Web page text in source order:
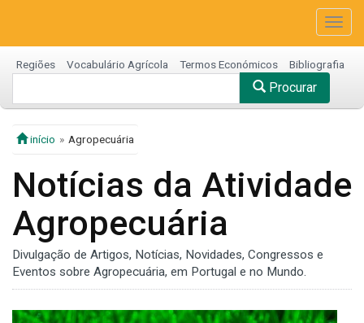
Regiões Vocabulário Agrícola Termos Económicos Bibliografia
Procurar
início Agropecuária
Notícias da Atividade
Agropecuária
Divulgação de Artigos, Notícias, Novidades, Congressos e
Eventos sobre Agropecuária, em Portugal e no Mundo.